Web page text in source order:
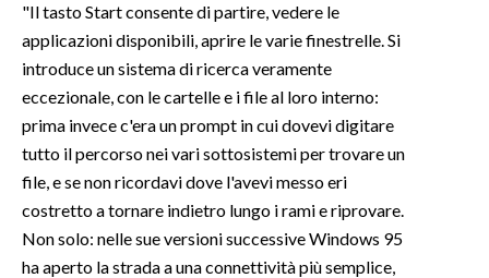
"Il tasto Start consente di partire, vedere le
applicazioni disponibili, aprire le varie finestrelle. Si
introduce un sistema di ricerca veramente
eccezionale, con le cartelle e i file al loro interno:
prima invece c'era un prompt in cui dovevi digitare
tutto il percorso nei vari sottosistemi per trovare un
file, e se non ricordavi dove l'avevi messo eri
costretto a tornare indietro lungo i rami e riprovare.
Non solo: nelle sue versioni successive Windows 95
ha aperto la strada a una connettività più semplice,